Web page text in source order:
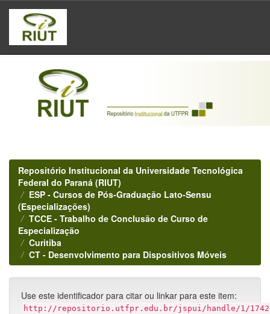
Skip
navigation
Repositório Institucional da Universidade Tecnológica
Federal do Paraná (RIUT)
ESP - Cursos de Pós-Graduação Lato-Sensu
(Especializações)
TCCE - Trabalho de Conclusão de Curso de
Especialização
Curitiba
CT - Desenvolvimento para Dispositivos Móveis
Use este identificador para citar ou linkar para este item:
http://repositorio.utfpr.edu.br/jspui/handle/1/